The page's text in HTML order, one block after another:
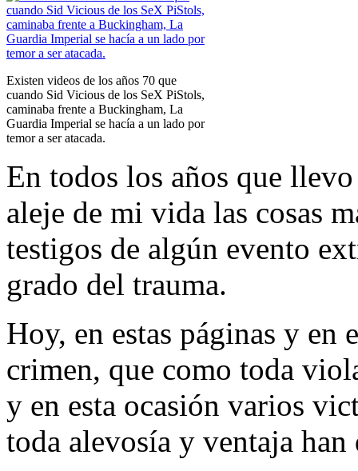
Existen videos de los años 70 que
cuando Sid Vicious de los SeX PiStols,
caminaba frente a Buckingham, La
Guardia Imperial se hacía a un lado por
temor a ser atacada.
En todos los años que
aleje de mi vida las cosas
testigos de algún evento
grado del trauma.
Hoy, en estas páginas y
crimen, que como toda
y en esta ocasión varios
toda alevosía y ventaja